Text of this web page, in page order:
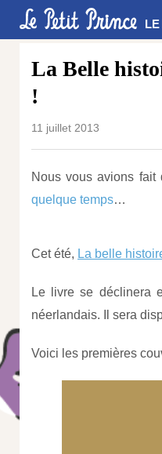
La Belle
!
11 juillet 2013
Nous vous avions fait
quelque temps…
Cet été, La belle
Le livre se déclinera
néerlandais. Il sera
Voici les premières